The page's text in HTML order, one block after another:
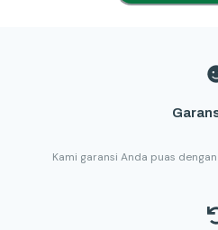
Kami garansi Anda puas